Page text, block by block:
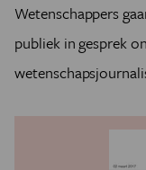
Wetenschappers
publiek in gesprek